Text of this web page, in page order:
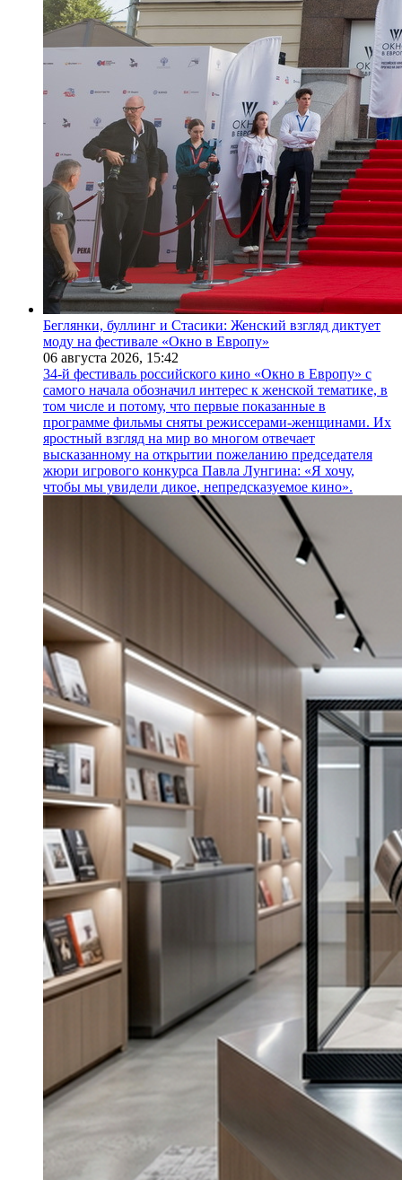
Беглянки, буллинг и Стасики: Женский взгляд диктует
моду на фестивале «Окно в Европу»
06 августа 2026, 15:42
34-й фестиваль российского кино «Окно в Европу» с
самого начала обозначил интерес к женской тематике, в
том числе и потому, что первые показанные в
программе фильмы сняты режиссерами-женщинами. Их
яростный взгляд на мир во многом отвечает
высказанному на открытии пожеланию председателя
жюри игрового конкурса Павла Лунгина: «Я хочу,
чтобы мы увидели дикое, непредсказуемое кино».